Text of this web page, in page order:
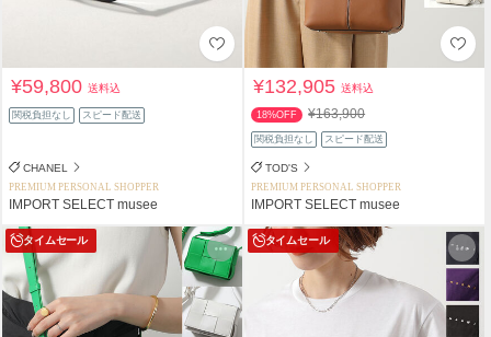
¥59,800送料込
関税負担なし スピード配送
CHANEL
PREMIUM PERSONAL SHOPPER
IMPORT SELECT musee
¥132,905送料込
18%OFF ¥163,900
関税負担なし スピード配送
TOD'S
PREMIUM PERSONAL SHOPPER
IMPORT SELECT musee
タイムセール タイムセール